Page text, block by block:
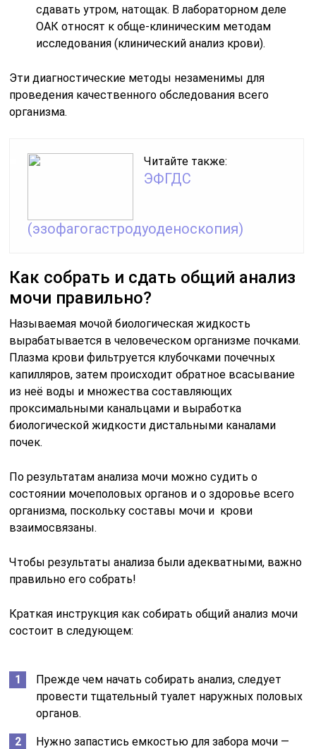
сдавать утром, натощак. В лабораторном деле
ОАК относят к обще-клиническим методам
исследования (клинический анализ крови).
Эти диагностические методы незаменимы для
проведения качественного обследования всего
организма.
Читайте также:
ЭФГДС
(эзофагогастродуоденоскопия)
Как собрать и сдать общий анализ
мочи правильно?
Называемая мочой биологическая жидкость
вырабатывается в человеческом организме почками.
Плазма крови фильтруется клубочками почечных
капилляров, затем происходит обратное всасывание
из неё воды и множества составляющих
проксимальными канальцами и выработка
биологической жидкости дистальными каналами
почек.
По результатам анализа мочи можно судить о
состоянии мочеполовых органов и о здоровье всего
организма, поскольку составы мочи и крови
взаимосвязаны.
Чтобы результаты анализа были адекватными, важно
правильно его собрать!
Краткая инструкция как собирать общий анализ мочи
состоит в следующем:
Прежде чем начать собирать анализ, следует
провести тщательный туалет наружных половых
органов.
Нужно запастись емкостью для забора мочи —